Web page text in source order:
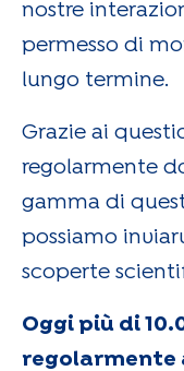
nostre
permesso di
lungo termine.
Grazie ai
regolarmente
gamma di
possiamo
scoperte
Oggi più di
regolarmente